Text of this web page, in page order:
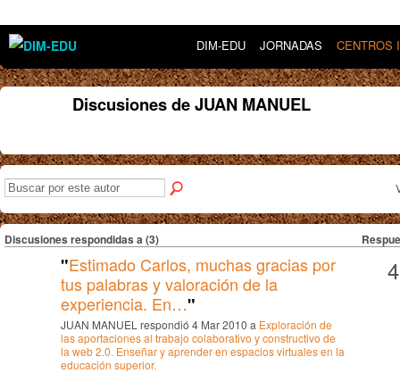
DIM-EDU JORNADAS CENTROS
Discusiones de JUAN MANUEL
Discusiones respondidas a (3)
"Estimado Carlos, muchas gracias por
tus palabras y valoración de la
experiencia. En…"
JUAN MANUEL respondió 4 Mar 2010 a Exploración de
las aportaciones al trabajo colaborativo y constructivo de
la web 2.0. Enseñar y aprender en espacios virtuales en la
educación superior.
4